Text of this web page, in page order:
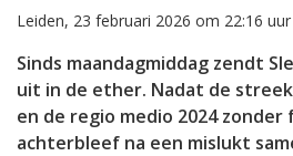
Leiden, 23 februari 2026 om 22:16
Sinds maandagmiddag zendt
uit in de ether. Nadat de
en de regio medio 2024
achterbleef na een mislukt